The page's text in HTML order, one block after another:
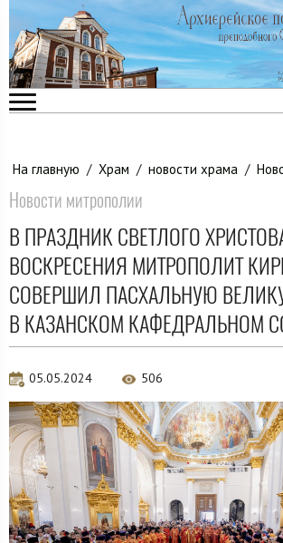
На главную / Храм / новости храма /
Новости митрополии
В ПРАЗДНИК СВЕТЛОГО
ВОСКРЕСЕНИЯ МИТРОПОЛИТ
СОВЕРШИЛ ПАСХАЛЬНУЮ
В КАЗАНСКОМ КАФЕДРАЛЬНОМ
05.05.2024 506